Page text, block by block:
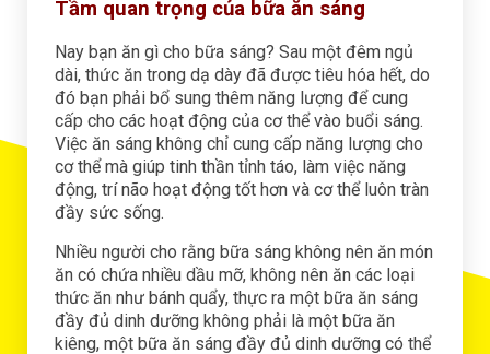
Tầm quan trọng của bữa ăn sáng
Nay bạn ăn gì cho bữa sáng? Sau một đêm ngủ
dài, thức ăn trong dạ dày đã được tiêu hóa hết, do
đó bạn phải bổ sung thêm năng lượng để cung
cấp cho các hoạt động của cơ thể vào buổi sáng.
Việc ăn sáng không chỉ cung cấp năng lượng cho
cơ thể mà giúp tinh thần tỉnh táo, làm việc năng
động, trí não hoạt động tốt hơn và cơ thể luôn tràn
đầy sức sống.
Nhiều người cho rằng bữa sáng không nên ăn món
ăn có chứa nhiều dầu mỡ, không nên ăn các loại
thức ăn như bánh quẩy, thực ra một bữa ăn sáng
đầy đủ dinh dưỡng không phải là một bữa ăn
kiêng, một bữa ăn sáng đầy đủ dinh dưỡng có thể